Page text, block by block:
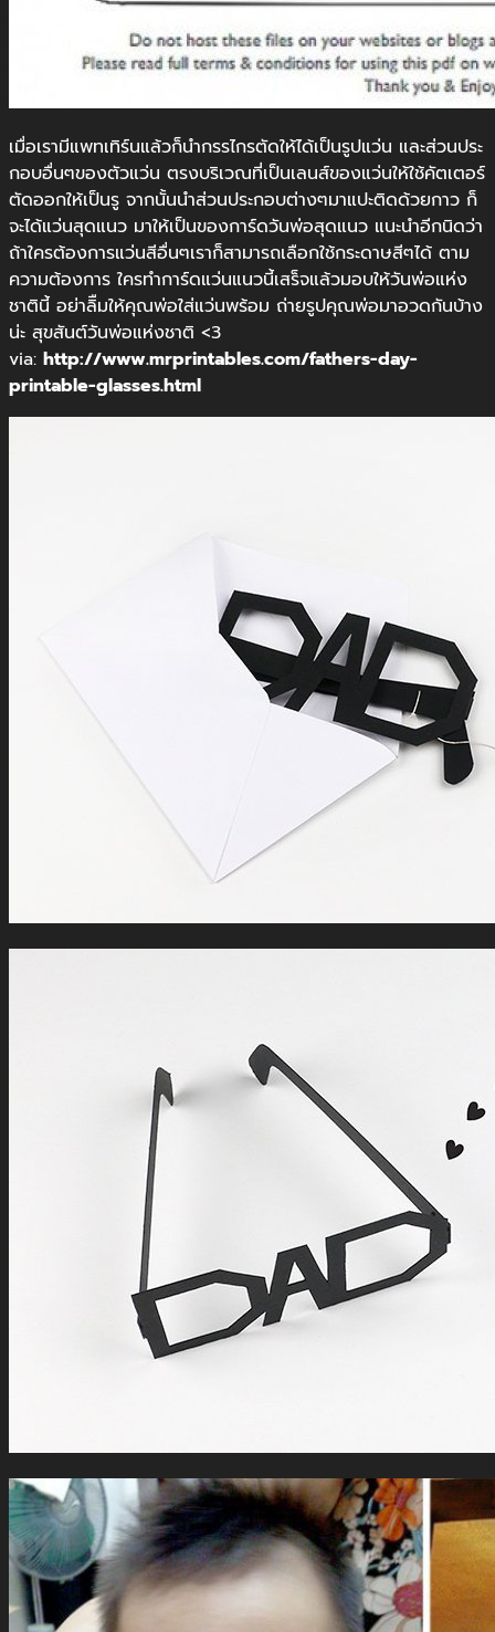
เมื่อเรามีแพทเทิร์นแล้วก็นำกรรไกรตัดให้ได้เป็นรูปแว่น และส่วนประ
กอบอื่นๆของตัวแว่น ตรงบริเวณที่เป็นเลนส์ของแว่นให้ใช้คัตเตอร์
ตัดออกให้เป็นรู จากนั้นนำส่วนประกอบต่างๆมาแปะติดด้วยกาว ก็
จะได้แว่นสุดแนว มาให้เป็นของการ์ดวันพ่อสุดแนว แนะนำอีกนิดว่า
ถ้าใครต้องการแว่นสีอื่นๆเราก็สามารถเลือกใช้กระดาษสีๆได้ ตาม
ความต้องการ ใครทำการ์ดแว่นแนวนี้เสร็จแล้วมอบให้วันพ่อแห่ง
ชาตินี้ อย่าลิืมให้คุณพ่อใส่แว่นพร้อม ถ่ายรูปคุณพ่อมาอวดกันบ้าง
น่ะ สุขสันต์วันพ่อแห่งชาติ <3
via: http://www.mrprintables.com/fathers-day-
printable-glasses.html